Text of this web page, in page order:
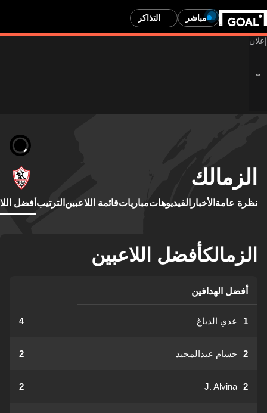
مباشر التذاكر
الزمالك
نظرة عامة الأخبار الفيديوهاتمبارياتقائمة اللاعبين الترتيب أفضل
الزمالكأفضل اللاعبين
أفضل الهدافين
1 عدي الدباغ 4
2 حسام عبدالمجيد 2
2
J. Alvina
2